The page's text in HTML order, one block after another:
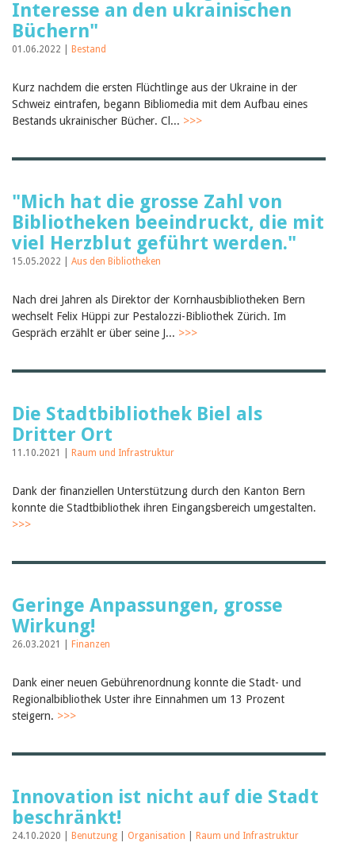
Interesse an den ukrainischen
Büchern"
01.06.2022 | Bestand
Kurz nachdem die ersten Flüchtlinge aus der Ukraine in der
Schweiz eintrafen, begann Bibliomedia mit dem Aufbau eines
Bestands ukrainischer Bücher. Cl... >>>
"Mich hat die grosse Zahl von
Bibliotheken beeindruckt, die mit
viel Herzblut geführt werden."
15.05.2022 | Aus den Bibliotheken
Nach drei Jahren als Direktor der Kornhausbibliotheken Bern
wechselt Felix Hüppi zur Pestalozzi-Bibliothek Zürich. Im
Gespräch erzählt er über seine J... >>>
Die Stadtbibliothek Biel als
Dritter Ort
11.10.2021 | Raum und Infrastruktur
Dank der finanziellen Unterstützung durch den Kanton Bern
konnte die Stadtbibliothek ihren Eingangsbereich umgestalten.
>>>
Geringe Anpassungen, grosse
Wirkung!
26.03.2021 | Finanzen
Dank einer neuen Gebührenordnung konnte die Stadt- und
Regionalbibliothek Uster ihre Einnahmen um 13 Prozent
steigern. >>>
Innovation ist nicht auf die Stadt
beschränkt!
24.10.2020 | Benutzung Organisation Raum und Infrastruktur